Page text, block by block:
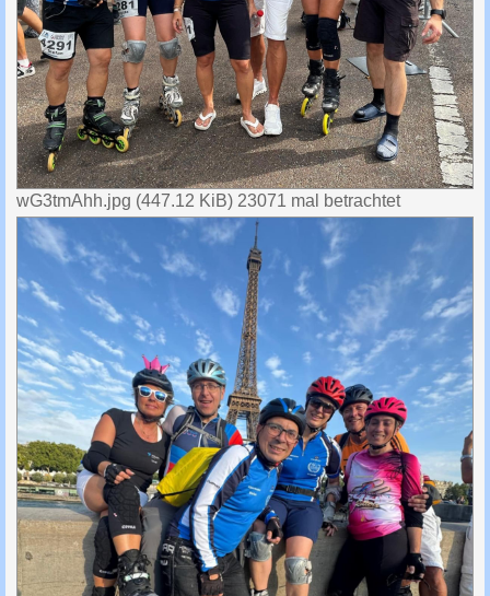
wG3tmAhh.jpg (447.12 KiB) 23071 mal betrachtet